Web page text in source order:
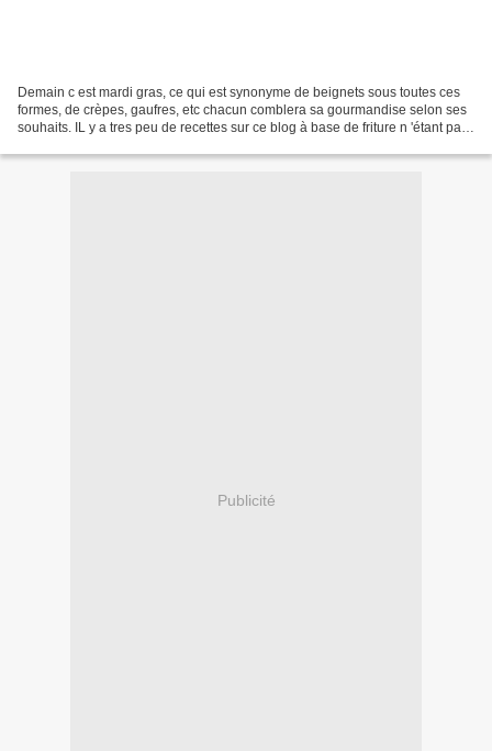
Demain c est mardi gras, ce qui est synonyme de beignets sous toutes ces
formes, de crèpes, gaufres, etc chacun comblera sa gourmandise selon ses
souhaits. IL y a tres peu de recettes sur ce blog à base de friture n 'étant pas
Publicité